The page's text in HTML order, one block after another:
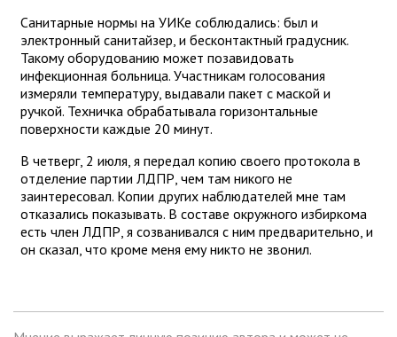
Санитарные нормы на УИКе соблюдались: был и
электронный санитайзер, и бесконтактный градусник.
Такому оборудованию может позавидовать
инфекционная больница. Участникам голосования
измеряли температуру, выдавали пакет с маской и
ручкой. Техничка обрабатывала горизонтальные
поверхности каждые 20 минут.
В четверг, 2 июля, я передал копию своего протокола в
отделение партии ЛДПР, чем там никого не
заинтересовал. Копии других наблюдателей мне там
отказались показывать. В составе окружного избиркома
есть член ЛДПР, я созванивался с ним предварительно, и
он сказал, что кроме меня ему никто не звонил.